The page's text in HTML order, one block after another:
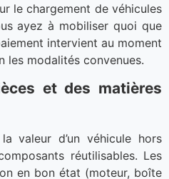
le chargement de véhicules
ayez à mobiliser quoi que
intervient au moment
les modalités convenues.
et des matières
valeur d’un véhicule hors
réutilisables. Les
en bon état (moteur, boîte